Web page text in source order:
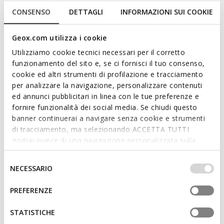
CONSENSO DETTAGLI INFORMAZIONI SUI COOKIE
Geox.com utilizza i cookie
Utilizziamo cookie tecnici necessari per il corretto
funzionamento del sito e, se ci fornisci il tuo consenso,
cookie ed altri strumenti di profilazione e tracciamento
per analizzare la navigazione, personalizzare contenuti
ed annunci pubblicitari in linea con le tue preferenze e
fornire funzionalità dei social media. Se chiudi questo
banner continuerai a navigare senza cookie e strumenti
di tracciamento, ma selezionando ACCETTA TUTTI
godrai invece di una navigazione personalizzata sulla
base dei tuoi gusti ed interessi. Selezionando
IMPOSTAZIONI potrai anche scegliere quali cookies ed
altri strumenti di tracciamento autorizzare. Per maggiori
informazioni o per modificare in qualsiasi momento le
tue impostazioni, visita la nostra
del
consenso
NECESSARIO
PREFERENZE
STATISTICHE
EXCLUSIVITÉ WEB
Symbol Homme
Chaussures en cuir
€110,00
Sélectionner Taille
Ce produit a souvent été retourné car il était trop petit. Nous vous
conseillons d’acheter la taille au-dessus.
Retour gratuit
dans un délai de 30 jours à compter de